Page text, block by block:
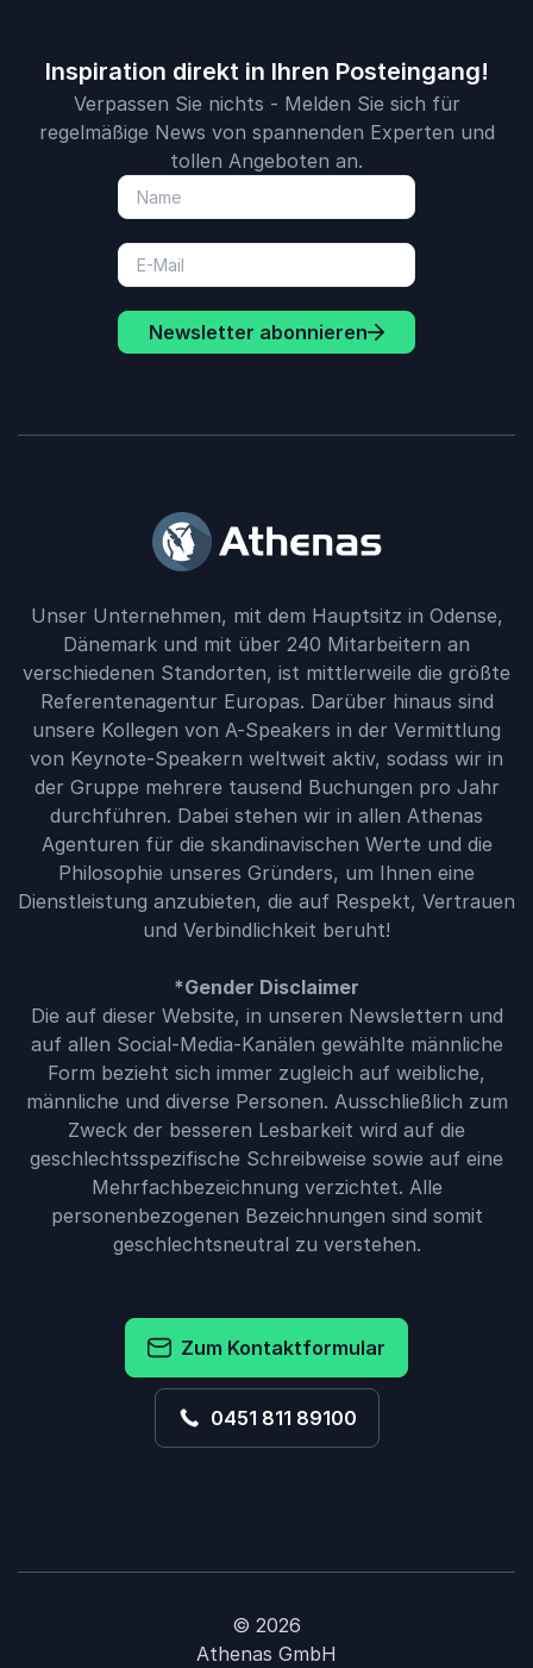
Inspiration direkt in Ihren Posteingang!
Verpassen Sie nichts - Melden Sie sich für
regelmäßige News von spannenden Experten und
tollen Angeboten an.
Newsletter abonnieren
Unser Unternehmen, mit dem Hauptsitz in Odense,
Dänemark und mit über 240 Mitarbeitern an
verschiedenen Standorten, ist mittlerweile die größte
Referentenagentur Europas. Darüber hinaus sind
unsere Kollegen von A-Speakers in der Vermittlung
von Keynote-Speakern weltweit aktiv, sodass wir in
der Gruppe mehrere tausend Buchungen pro Jahr
durchführen. Dabei stehen wir in allen Athenas
Agenturen für die skandinavischen Werte und die
Philosophie unseres Gründers, um Ihnen eine
Dienstleistung anzubieten, die auf Respekt, Vertrauen
und Verbindlichkeit beruht!
*Gender Disclaimer
Die auf dieser Website, in unseren Newslettern und
auf allen Social-Media-Kanälen gewählte männliche
Form bezieht sich immer zugleich auf weibliche,
männliche und diverse Personen. Ausschließlich zum
Zweck der besseren Lesbarkeit wird auf die
geschlechtsspezifische Schreibweise sowie auf eine
Mehrfachbezeichnung verzichtet. Alle
personenbezogenen Bezeichnungen sind somit
geschlechtsneutral zu verstehen.
Zum Kontaktformular
0451 811 89100
© 2026
Athenas GmbH